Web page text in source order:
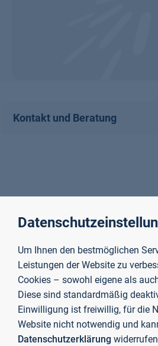
Kontakt und Beratung
Um Ihnen den bestmöglichen
Leistungen der Website zu
Cookies – sowohl eigene als
Diese sind standardmäßig
Einwilligung ist freiwillig, für die
Website nicht notwendig und
Datenschutzerklärung